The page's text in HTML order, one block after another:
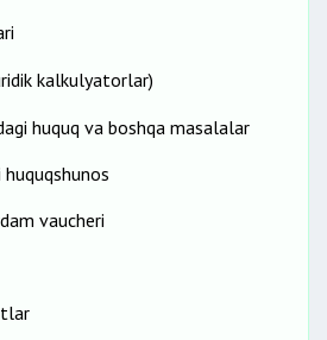
kalkulyatorlar)
huquq va boshqa masalalar
vaucheri